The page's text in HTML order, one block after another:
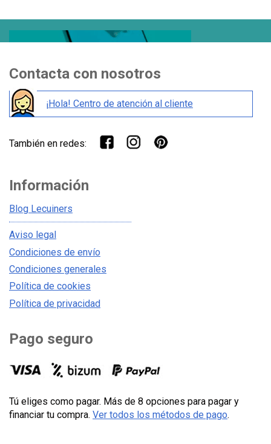
Contacta con nosotros
¡Hola! Centro de atención al cliente
También en redes:
Información
Blog Lecuiners
Aviso legal
Condiciones de envío
Condiciones generales
Política de cookies
Política de privacidad
Pago seguro
Tú eliges como pagar. Más de 8 opciones para pagar y
financiar tu compra. Ver todos los métodos de pago.